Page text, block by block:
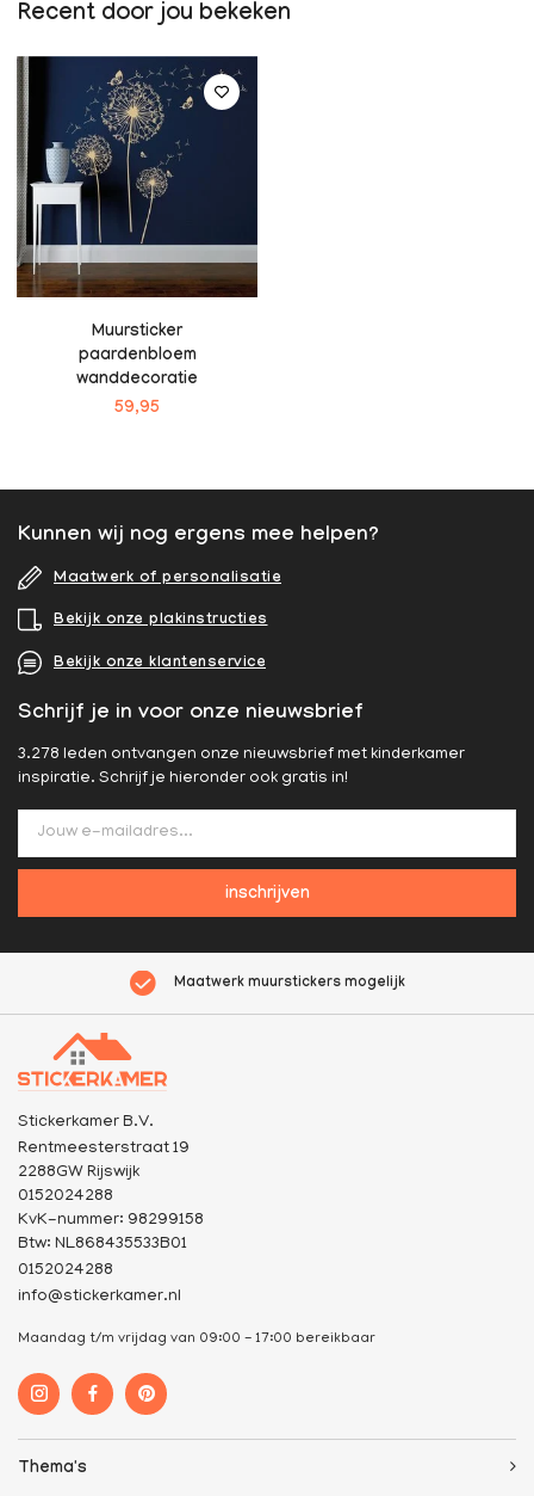
Recent door jou bekeken
Muursticker
paardenbloem
wanddecoratie
59,95
Kunnen wij nog ergens mee helpen?
Maatwerk of personalisatie
Bekijk onze plakinstructies
Bekijk onze klantenservice
Schrijf je in voor onze nieuwsbrief
3.278 leden ontvangen onze nieuwsbrief met kinderkamer
inspiratie. Schrijf je hieronder ook gratis in!
inschrijven
Maatwerk muurstickers mogelijk
Stickerkamer B.V.
Rentmeesterstraat 19
2288GW Rijswijk
0152024288
KvK-nummer: 98299158
Btw: NL868435533B01
0152024288
info@stickerkamer.nl
Maandag t/m vrijdag van 09:00 - 17:00 bereikbaar
Thema's